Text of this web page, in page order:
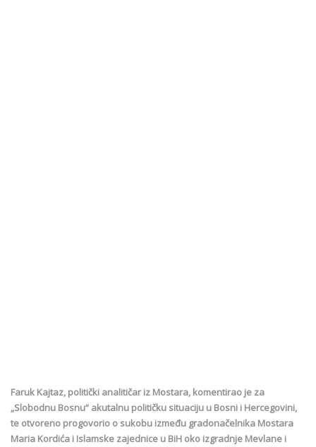
Faruk Kajtaz, politički analitičar iz Mostara, komentirao je za
„Slobodnu Bosnu“ akutalnu političku situaciju u Bosni i Hercegovini,
te otvoreno progovorio o sukobu između gradonačelnika Mostara
Maria Kordića i Islamske zajednice u BiH oko izgradnje Mevlane i